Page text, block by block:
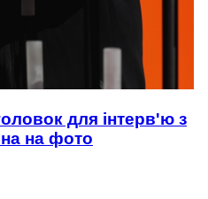
для інтерв'ю з
на фото